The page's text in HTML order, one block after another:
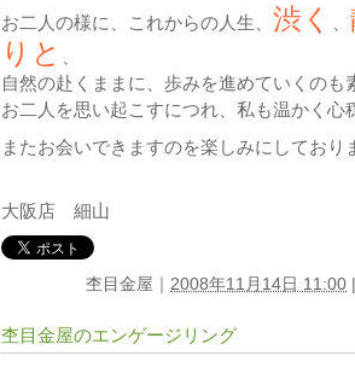
お二人の様に、これからの人生、 渋く
りと
自然の赴くままに、歩みを進めていくの
お二人を思い起こすにつれ、私も温かく心
またお会いできますのを楽しみにしてお
大阪店 細山
杢目金屋 2008年11月14日 11:00
杢目金屋のエンゲージリング